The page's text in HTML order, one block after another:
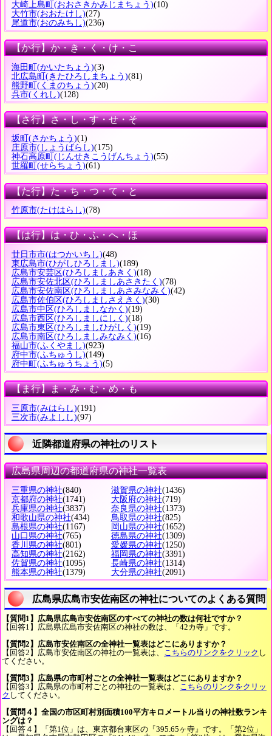
大崎上島町(おおさきかみじまちょう)(10)
大竹市(おおたけし)(27)
尾道市(おのみちし)(236)
【か行】か・き・く・け・こ
海田町(かいたちょう)(3)
北広島町(きたひろしまちょう)(81)
熊野町(くまのちょう)(20)
呉市(くれし)(128)
【さ行】さ・し・す・せ・そ
坂町 (さかちょう)(1)
庄原市(しょうばらし)(175)
神石高原町 (じんせきこうげんちょう)(55)
世羅町 (せらちょう)(61)
【た行】た・ち・つ・て・と
竹原市(たけはらし)(78)
【は行】は・ひ・ふ・へ・ほ
廿日市市(はつかいちし)(48)
東広島市(ひがしひろしまし)(189)
広島市安芸区(ひろしましあきく)(18)
広島市安佐北区(ひろしましあさきたく)(78)
広島市安佐南区(ひろしましあさみなみく)(42)
広島市佐伯区(ひろしましさえきく)(30)
広島市中区(ひろしましなかく)(19)
広島市西区(ひろしましにしく)(18)
広島市東区(ひろしましひがしく)(19)
広島市南区(ひろしましみなみく)(16)
福山市(ふくやまし)(923)
府中市(ふちゅうし)(149)
府中町 (ふちゅうちょう)(5)
【ま行】ま・み・む・め・も
三原市(みはらし)(191)
三次市(みよしし)(97)
近隣都道府県の神社のリスト
広島県周辺の都道府県の神社一覧表
三重県の神社(840) 滋賀県の神社(1436)
京都府の神社(1741) 大阪府の神社(719)
兵庫県の神社(3837) 奈良県の神社(1373)
和歌山県の神社(434) 鳥取県の神社(825)
島根県の神社(1167) 岡山県の神社(1652)
山口県の神社(765) 徳島県の神社(1309)
香川県の神社(801) 愛媛県の神社(1250)
高知県の神社(2162) 福岡県の神社(3391)
佐賀県の神社(1095) 長崎県の神社(1314)
熊本県の神社(1379) 大分県の神社(2091)
広島県広島市安佐南区の神社についてのよくある質問
【質問1】広島県広島市安佐南区のすべての神社の数は何社ですか？
【回答1】広島県広島市安佐南区の神社の数は、「42カ寺」です。
【質問2】広島市安佐南区の全神社一覧表はどこにありますか？
【回答2】広島市安佐南区の神社の一覧表は、
こちらのリンクをクリック し
てください。
【質問3】広島県の市町村ごとの全神社一覧表はどこにありますか？
【回答3】広島県の市町村ごとの神社の一覧表は、
こちらのリンクをクリッ
ク してください。
【質問４】全国の市区町村別面積100平方キロメートル当りの神社数ランキ
ングは？
【回答４】「第1位」は、東京都台東区の『395.65ヶ寺』です。「第2位」